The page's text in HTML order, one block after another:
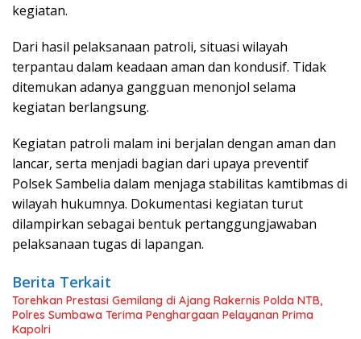
kegiatan.
Dari hasil pelaksanaan patroli, situasi wilayah
terpantau dalam keadaan aman dan kondusif. Tidak
ditemukan adanya gangguan menonjol selama
kegiatan berlangsung.
Kegiatan patroli malam ini berjalan dengan aman dan
lancar, serta menjadi bagian dari upaya preventif
Polsek Sambelia dalam menjaga stabilitas kamtibmas di
wilayah hukumnya. Dokumentasi kegiatan turut
dilampirkan sebagai bentuk pertanggungjawaban
pelaksanaan tugas di lapangan.
Berita Terkait
Torehkan Prestasi Gemilang di Ajang Rakernis Polda NTB,
Polres Sumbawa Terima Penghargaan Pelayanan Prima
Kapolri